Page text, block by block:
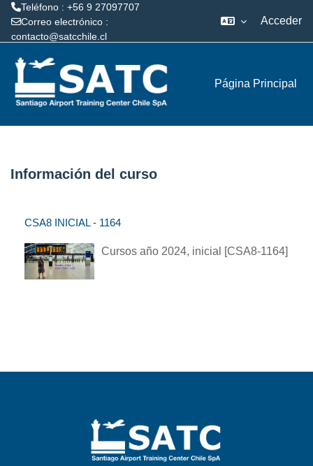
Teléfono : +56 9 27097707
Correo electrónico :
contacto@satcchile.cl
Acceder
Página Principal
Información del curso
CSA8 INICIAL - 1164
Cursos año 2024, inicial [CSA8-1164]